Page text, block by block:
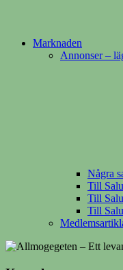
Marknaden
Annonser –
Några
Till
Till
Till